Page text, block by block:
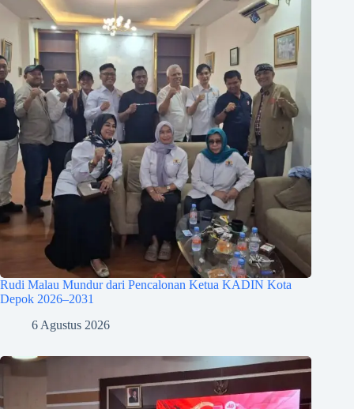
Rudi Malau Mundur dari Pencalonan Ketua KADIN Kota
Depok 2026–2031
6 Agustus 2026